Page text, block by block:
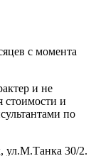
с момента
и не
стоимости и
по
ул.М.Танка 30/2.